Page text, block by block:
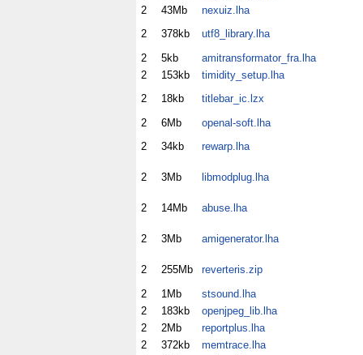
2
43Mb
nexuiz.lha
2
378kb
utf8_library.lha
2
5kb
amitransformator_fra.lha
2
153kb
timidity_setup.lha
2
18kb
titlebar_ic.lzx
2
6Mb
openal-soft.lha
2
34kb rewarp.lha
2 3Mb libmodplug.lha
2 14Mb abuse.lha
2 3Mb amigenerator.lha
2 255Mb
reverteris.zip
2
1Mb
stsound.lha
2
183kb
openjpeg_lib.lha
2
2Mb
reportplus.lha
2
372kb
memtrace.lha